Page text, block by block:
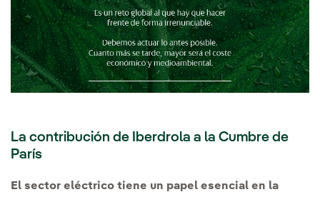
La contribución de Iberdrola a la Cumbre de
París
El sector eléctrico tiene un papel esencial en la